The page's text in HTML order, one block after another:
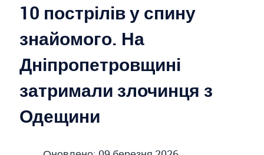
10 пострілів у спину
знайомого. На
Дніпропетровщині
затримали злочинця з
Одещини